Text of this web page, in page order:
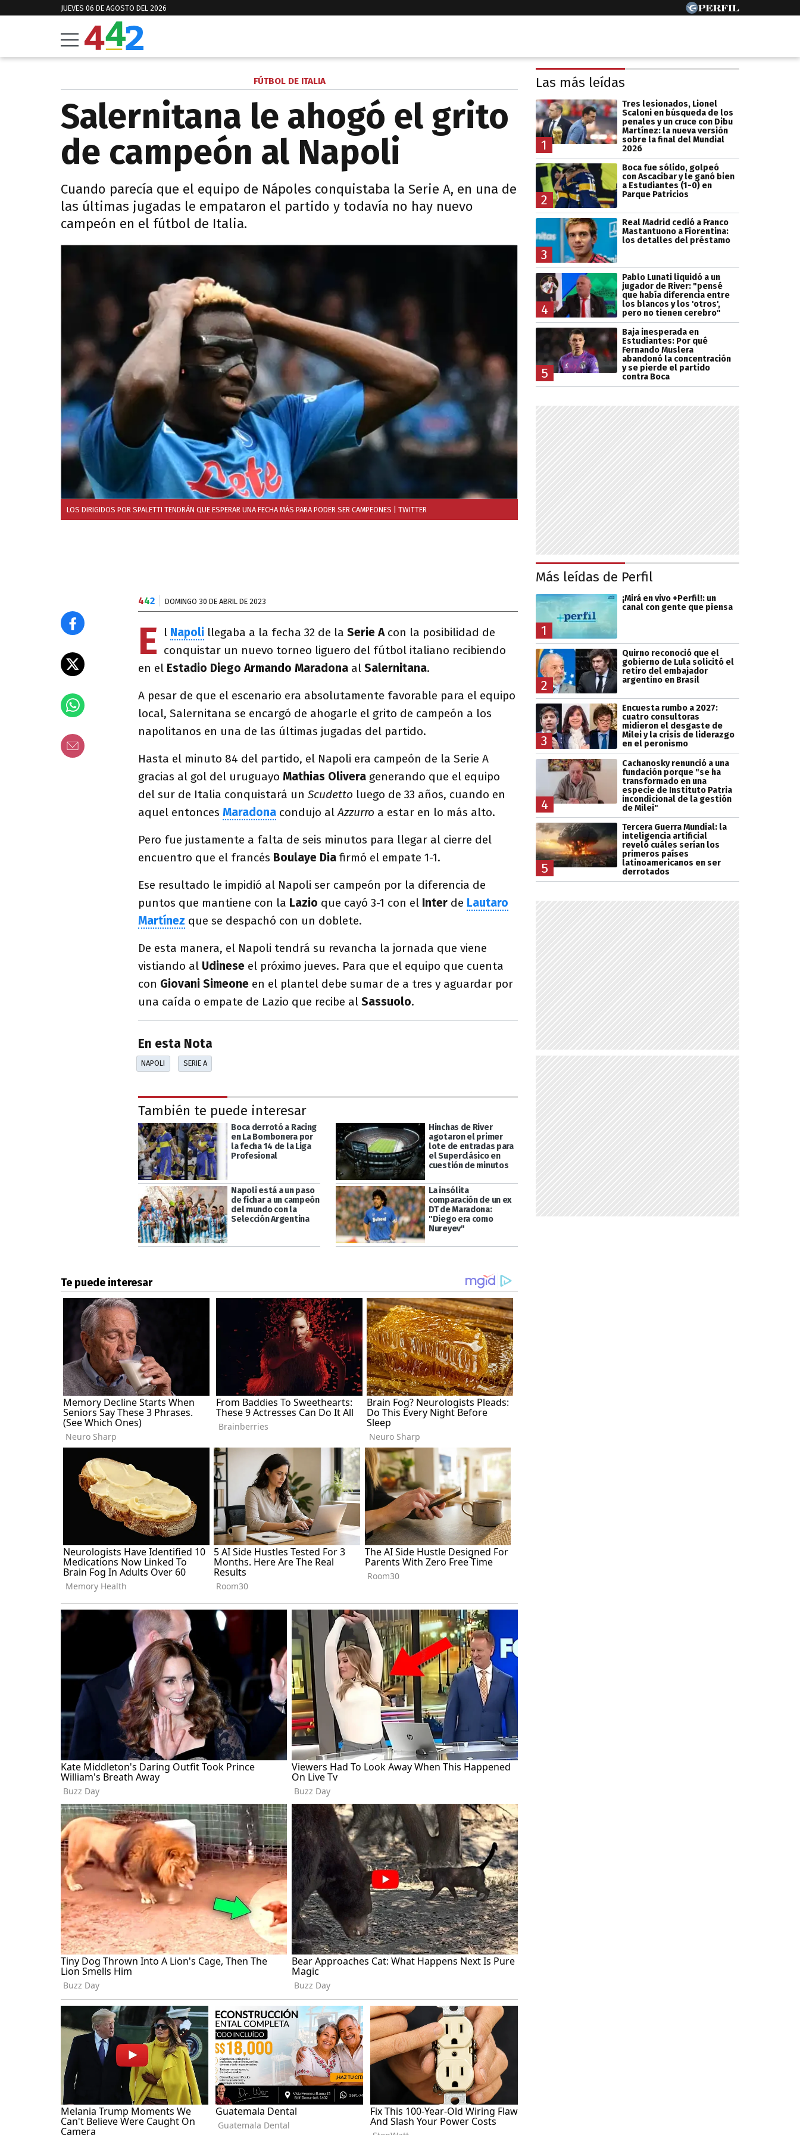
JUEVES 06 DE AGOSTO DEL 2026
FÚTBOL DE ITALIA
Salernitana le ahogó el grito
de campeón al Napoli
Cuando parecía que el equipo de Nápoles conquistaba la Serie A, en una de
las últimas jugadas le empataron el partido y todavía no hay nuevo
campeón en el fútbol de Italia.
LOS DIRIGIDOS POR SPALETTI TENDRÁN QUE ESPERAR UNA FECHA MÁS PARA PODER SER CAMPEONES | TWITTER
442 DOMINGO 30 DE ABRIL DE 2023
E l Napoli llegaba a la fecha 32 de la Serie A con la posibilidad de
conquistar un nuevo torneo liguero del fútbol italiano recibiendo
en el Estadio Diego Armando Maradona al Salernitana.
A pesar de que el escenario era absolutamente favorable para el equipo
local, Salernitana se encargó de ahogarle el grito de campeón a los
napolitanos en una de las últimas jugadas del partido.
Hasta el minuto 84 del partido, el Napoli era campeón de la Serie A
gracias al gol del uruguayo Mathias Olivera generando que el equipo
del sur de Italia conquistará un Scudetto luego de 33 años, cuando en
aquel entonces Maradona condujo alAzzurro a estar en lo más alto.
Pero fue justamente a falta de seis minutos para llegar al cierre del
encuentro que el francés Boulaye Dia firmó el empate 1-1.
Ese resultado le impidió al Napoli ser campeón por la diferencia de
puntos que mantiene con la Lazio que cayó 3-1 con el Inter de Lautaro
Martínez que se despachó con un doblete.
De esta manera, el Napoli tendrá su revancha la jornada que viene
vistiando al Udinese el próximo jueves. Para que el equipo que cuenta
con Giovani Simeone en el plantel debe sumar de a tres y aguardar por
una caída o empate de Lazio que recibe al Sassuolo.
En esta Nota
NAPOLI SERIE A
También te puede interesar
Boca derrotó a Racing
en La Bombonera por
la fecha 14 de la Liga
Profesional
Hinchas de River
agotaron el primer
lote de entradas para
el Superclásico en
cuestión de minutos
Napoli está a un paso
de fichar a un campeón
del mundo con la
Selección Argentina
La insólita
comparación de un ex
DT de Maradona:
"Diego era como
Nureyev"
Las más leídas
1
Tres lesionados, Lionel
Scaloni en búsqueda de los
penales y un cruce con Dibu
Martínez: la nueva versión
sobre la final del Mundial
2026
2
Boca fue sólido, golpeó
con Ascacibar y le ganó bien
a Estudiantes (1-0) en
Parque Patricios
3
Real Madrid cedió a Franco
Mastantuono a Fiorentina:
los detalles del préstamo
4
Pablo Lunati liquidó a un
jugador de River: "pensé
que había diferencia entre
los blancos y los 'otros',
pero no tienen cerebro"
5
Baja inesperada en
Estudiantes: Por qué
Fernando Muslera
abandonó la concentración
y se pierde el partido
contra Boca
Más leídas de Perfil
1
¡Mirá en vivo +Perfil!: un
canal con gente que piensa
2
Quirno reconoció que el
gobierno de Lula solicitó el
retiro del embajador
argentino en Brasil
3
Encuesta rumbo a 2027:
cuatro consultoras
midieron el desgaste de
Milei y la crisis de liderazgo
en el peronismo
4
Cachanosky renunció a una
fundación porque "se ha
transformado en una
especie de Instituto Patria
incondicional de la gestión
de Milei"
5
Tercera Guerra Mundial: la
inteligencia artificial
reveló cuáles serían los
primeros países
latinoamericanos en ser
derrotados